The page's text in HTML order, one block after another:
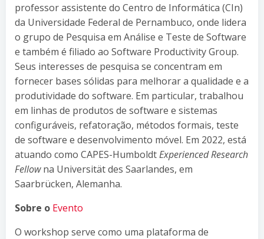
professor assistente do Centro de Informática (CIn)
da Universidade Federal de Pernambuco, onde lidera
o grupo de Pesquisa em Análise e Teste de Software
e também é filiado ao Software Productivity Group.
Seus interesses de pesquisa se concentram em
fornecer bases sólidas para melhorar a qualidade e a
produtividade do software. Em particular, trabalhou
em linhas de produtos de software e sistemas
configuráveis, refatoração, métodos formais, teste
de software e desenvolvimento móvel. Em 2022, está
atuando como CAPES-HumboldtExperienced Research
Fellowna Universität des Saarlandes, em
Saarbrücken, Alemanha.
Sobre o Evento
O workshop serve como uma plataforma de